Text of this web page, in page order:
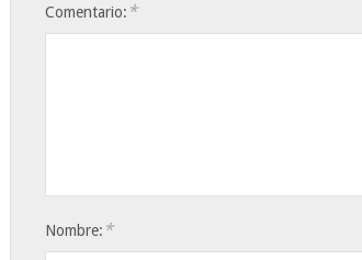
Comentario: *
Nombre: *